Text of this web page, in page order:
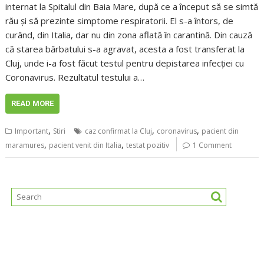
internat la Spitalul din Baia Mare, după ce a început să se simtă
rău și să prezinte simptome respiratorii. El s-a întors, de
curând, din Italia, dar nu din zona aflată în carantină. Din cauză
că starea bărbatului s-a agravat, acesta a fost transferat la
Cluj, unde i-a fost făcut testul pentru depistarea infecției cu
Coronavirus. Rezultatul testului a…
READ MORE
Important, Stiri caz confirmat la Cluj, coronavirus, pacient din
maramures, pacient venit din Italia,testat pozitiv 1 Comment